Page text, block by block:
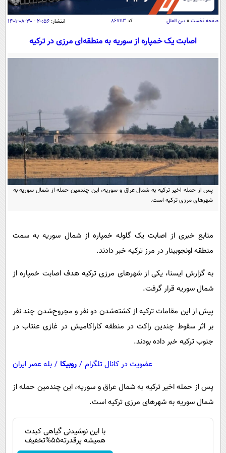
اقتصاد
جامعه
سلامت
یک برش دانایی
محیط زیست
سفر و تفریح
سیاست خارجی
فرهنگ و هنر
علم و دانش
علمی
اخبار کریپتو
قرآن
گوناگون
سرگرمی
باشگاه مغز
مجله تصویری سلاح
فیلم
اقتصاد
ورزش
فناوری
سلامت
بین الملل
حیات وحش
سیاست خارجی
عصر ایران 2
خواندنی ها و دیدنی ها
روانشناسی
آموزش زبان
صفحه نخست » بین الملل کد ۸۶۷۱۱۳ انتشار: ۲۰:۵۶ - ۳۰-۰۸-۱۴۰۱
اصابت یک خمپاره از سوریه به منطقه‌ای مرزی در ترکیه
پس از حمله اخیر ترکیه به شمال عراق و سوریه، این چندمین حمله از شمال سوریه به
شهرهای مرزی ترکیه است.
منابع خبری از اصابت یک گلوله خمپاره از شمال سوریه به سمت
منطقه اونجوبینار در مرز ترکیه خبر دادند.
به گزارش ایسنا، یکی از شهرهای مرزی ترکیه هدف اصابت خمپاره از
شمال سوریه قرار گرفت.
پیش از این مقامات ترکیه از کشته‌شدن دو نفر و مجروح‌شدن چند نفر
بر اثر سقوط چندین راکت در منطقه کاراکامیش در غازی عنتاب در
جنوب ترکیه خبر داده بودند.
عضویت در کانال تلگرام / روبیکا / بله عصر ایران
پس از حمله اخیر ترکیه به شمال عراق و سوریه، این چندمین حمله از
شمال سوریه به شهرهای مرزی ترکیه است.
با این نوشیدنی گیاهی کبدت
همیشه پرقدرته55%تخفیف